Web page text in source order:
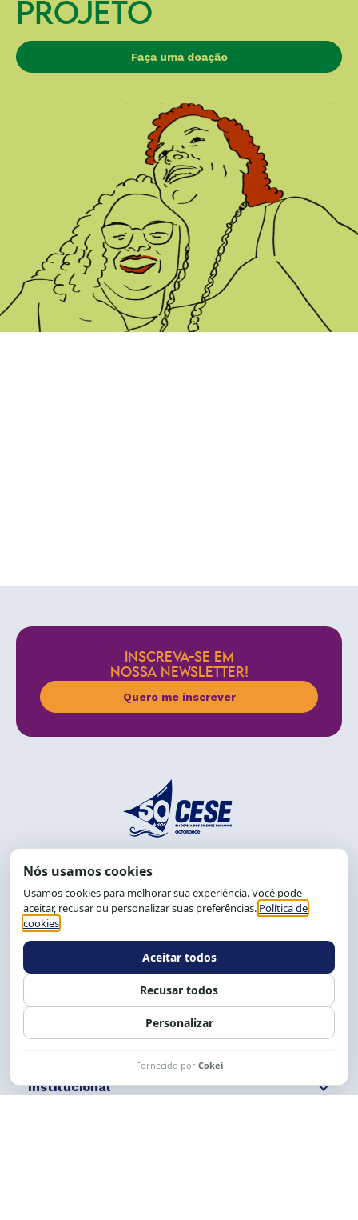
PROJETO
Faça uma doação
INSCREVA-SE EM
NOSSA NEWSLETTER!
Quero me inscrever
End.: R. da Graça, 150. Graça
CEP: 40.150-055
Salvador-BA, Brasil.
Tel.: (71) 2104-5457, Cel.: (71) 9 9239-2104 ou 2105
Expediente: 8h às 12h e 13 às 17h.
Siga nossas redes Fale conosco
Institucional